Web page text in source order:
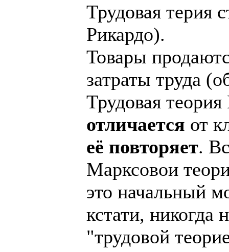
Трудовая терия
Рикардо).
Товары
затраты труда
Трудовая
отличается от
её повторяет.
Марксовои
это начальный
кстати, никогда
"трудовой